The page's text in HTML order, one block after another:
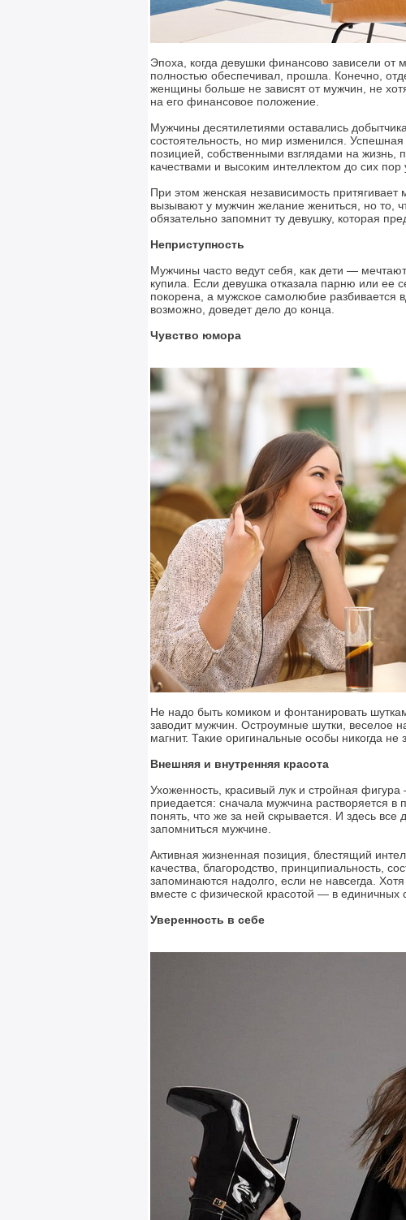
Эпоха, когда девушки финансово зависели
полностью обеспечивал, прошла. Конечно,
женщины больше не зависят от мужчин, не
на его финансовое положение.
Мужчины десятилетиями оставались
состоятельность, но мир изменился.
позицией, собственными взглядами на
качествами и высоким интеллектом до сих
При этом женская независимость
вызывают у мужчин желание жениться, но то,
обязательно запомнит ту девушку, которая
Неприступность
Мужчины часто ведут себя, как дети —
купила. Если девушка отказала парню или ее
покорена, а мужское самолюбие разбивается
возможно, доведет дело до конца.
Чувство юмора
Не надо быть комиком и фонтанировать
заводит мужчин. Остроумные шутки, веселое
магнит. Такие оригинальные особы никогда не
Внешняя и внутренняя красота
Ухоженность, красивый лук и стройная
приедается: сначала мужчина растворяется в
понять, что же за ней скрывается. И здесь
запомниться мужчине.
Активная жизненная позиция, блестящий
качества, благородство, принципиальность,
запоминаются надолго, если не навсегда.
вместе с физической красотой — в единичных
Уверенность в себе